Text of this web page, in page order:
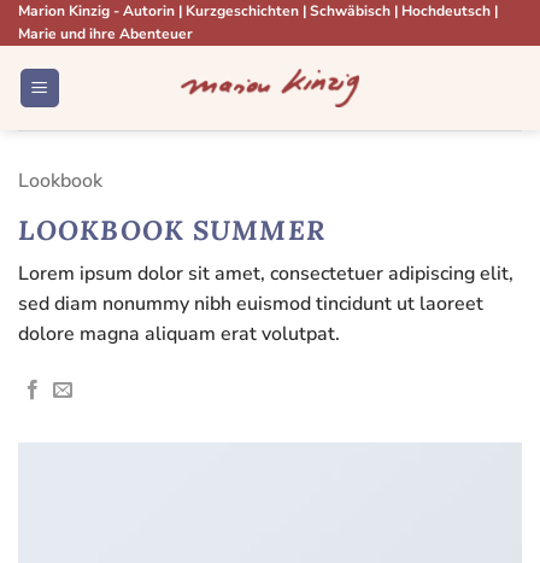
Zum
Inhalt
springen
Marion Kinzig - Autorin | Kurzgeschichten | Schwäbisch | Hochdeutsch |
Marie und ihre Abenteuer
Lookbook
LOOKBOOK SUMMER
Lorem ipsum dolor sit amet, consectetuer adipiscing elit,
sed diam nonummy nibh euismod tincidunt ut laoreet
dolore magna aliquam erat volutpat.